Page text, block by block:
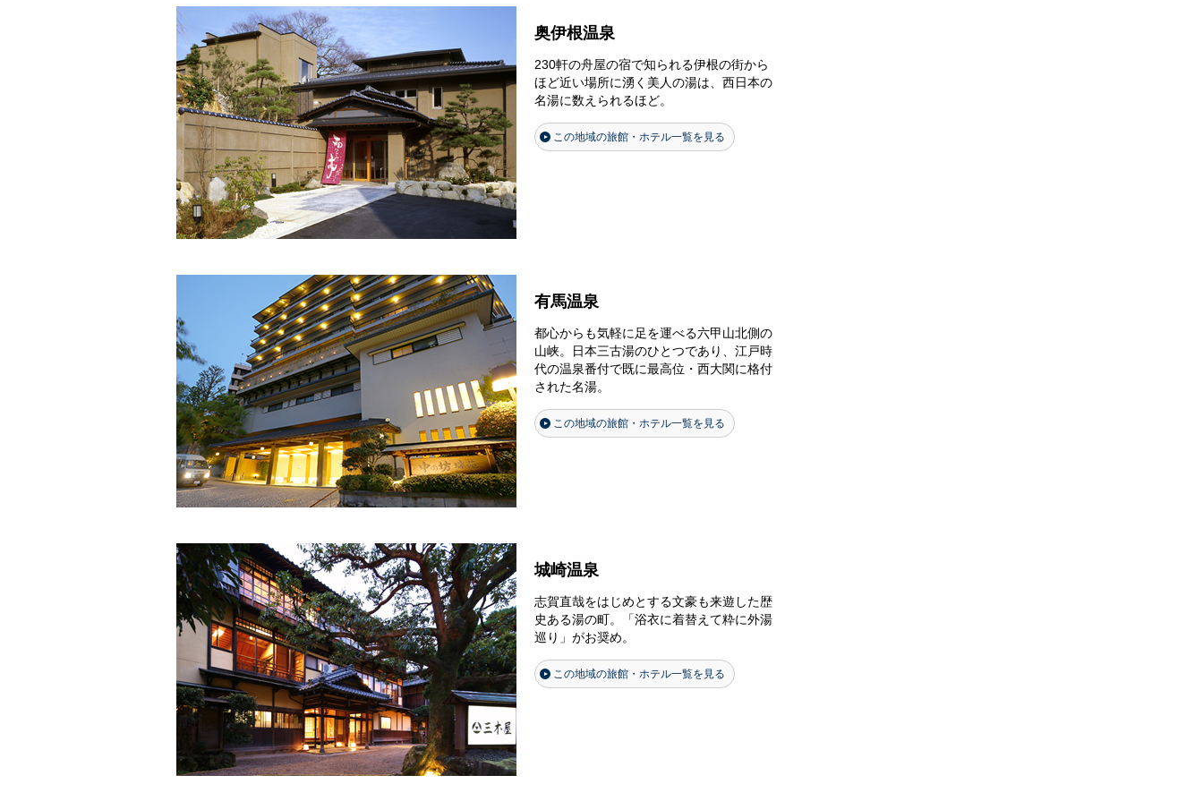
奥伊根温泉
230軒の舟屋の宿で知られる伊根の街から
ほど近い場所に湧く美人の湯は、西日本の
名湯に数えられるほど。
この地域の旅館・ホテル一覧を見る
有馬温泉
都心からも気軽に足を運べる六甲山北側の
山峡。日本三古湯のひとつであり、江戸時
代の温泉番付で既に最高位・西大関に格付
された名湯。
この地域の旅館・ホテル一覧を見る
城崎温泉
志賀直哉をはじめとする文豪も来遊した歴
史ある湯の町。「浴衣に着替えて粋に外湯
巡り」がお奨め。
この地域の旅館・ホテル一覧を見る